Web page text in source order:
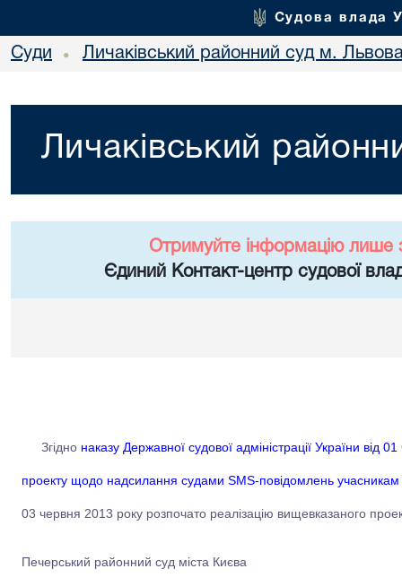
Судова влада
Суди • Личаківський районний суд м.
Личаківський
Отримуйте інформацію лише
Єдиний Контакт-центр судової
Згідно наказу Державної судової адміністрації України
проекту щодо надсилання судами SMS-повідомлень
03 червня 2013 року розпочато реалізацію вищевказаного
Печерський районний суд міста Києва